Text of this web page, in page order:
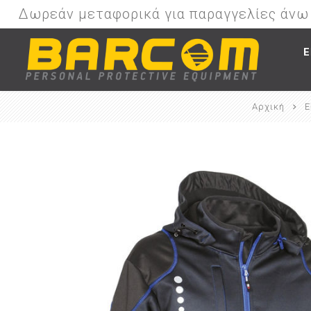
Δωρεάν μεταφορικά για παραγγελίες
Αρχική